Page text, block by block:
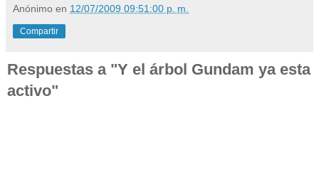
Anónimo en 12/07/2009 09:51:00 p. m.
Compartir
Respuestas a "Y el árbol Gundam ya esta
activo"